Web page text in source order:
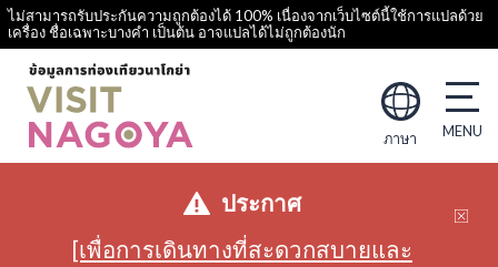
ไม่สามารถรับประกันความถูกต้องได้ 100% เนื่องจากเว็บไซต์นี้ใช้การแปลด้วย
เครื่อง ชื่อเฉพาะบางคำ เป็นต้น อาจแปลได้ไม่ถูกต้องนัก
ภาษา
ประกาศ
[เพื่อการเดินทางที่สะดวกสบายและ